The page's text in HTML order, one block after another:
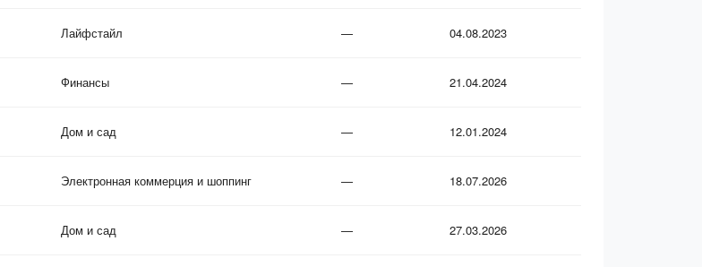
Лайфстайл — 04.08.2023
Финансы — 21.04.2024
Дом и сад — 12.01.2024
Электронная коммерция и шоппинг — 18.07.2026
Дом и сад — 27.03.2026